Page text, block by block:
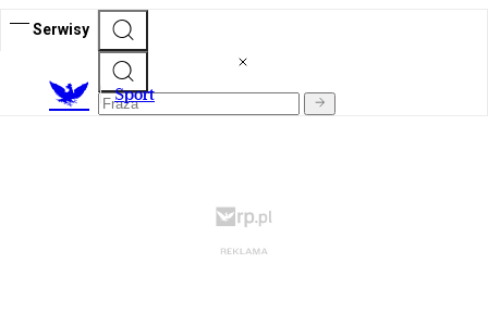
Serwisy
Sport